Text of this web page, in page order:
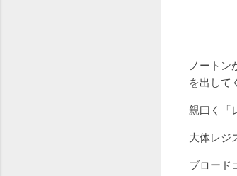
ノートン
を出して
親曰く「
大体レジ
ブロード